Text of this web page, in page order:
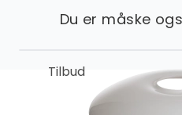
Du er måske
Tilbud